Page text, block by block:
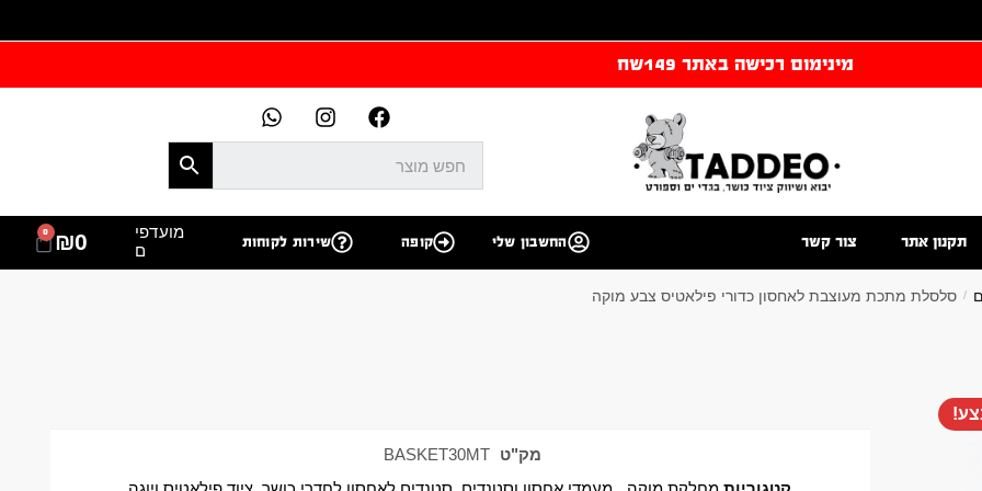
מינימום רכישה באתר 149שח
תקנון אתר צור קשר החשבון שלי קופה שירות לקוחות
מועדפי
ם
₪0
0
/ סלסלת מתכת מעוצבת לאחסון כדורי פילאטיס צבע מוקה
מק"ט
BASKET30MT